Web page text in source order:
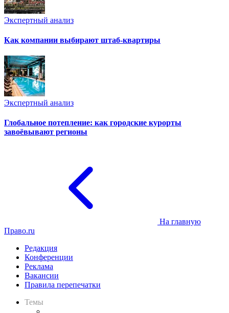
Экспертный анализ
Как компании выбирают штаб-квартиры
Экспертный анализ
Глобальное потепление: как городские курорты
завоёвывают регионы
На главную
Право.ru
Редакция
Конференции
Реклама
Вакансии
Правила перепечатки
Темы